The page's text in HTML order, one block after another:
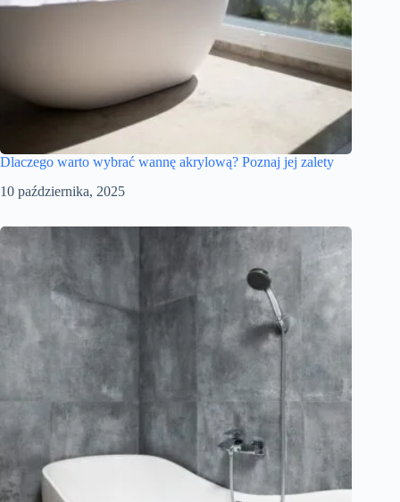
Dlaczego warto wybrać wannę akrylową? Poznaj jej zalety
10 października, 2025